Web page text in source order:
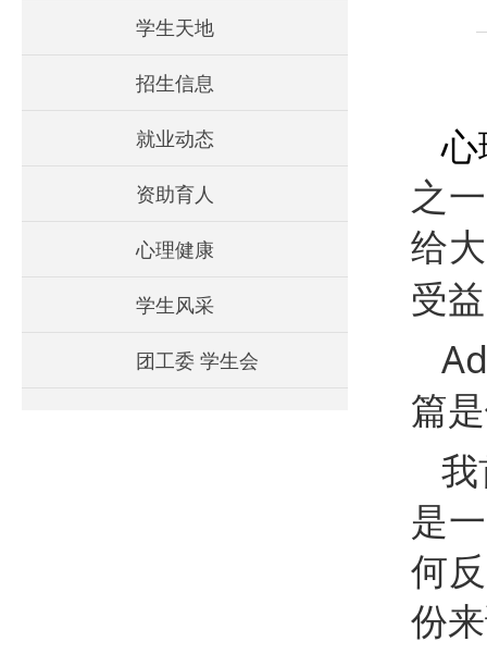
学生天地
招生信息
就业动态
资助育人
心理健康
学生风采
团工委 学生会
之
给
受
篇
是
何
份